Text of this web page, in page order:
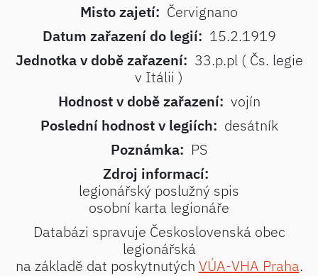
Misto zajetí: Červignano
Datum zařazení do legií: 15.2.1919
Jednotka v době zařazení: 33.p.pl ( Čs. legie
v Itálii )
Hodnost v době zařazení: vojín
Poslední hodnost v legiích: desátník
Poznámka: PS
Zdroj informací:
legionářský poslužný spis
osobní karta legionáře
Databázi spravuje Československá obec
legionářská
na základě dat poskytnutých VÚA-VHA Praha.